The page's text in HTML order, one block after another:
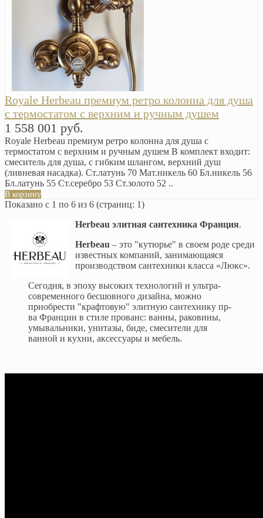
Royale Herbeau премиум ретро колонна для душа
с термостатом с верхним и ручным душем
1 558 001 руб.
Royale Herbeau премиум ретро колонна для душа с
термостатом с верхним и ручным душем В комплект входит:
смеситель для душа, с гибким шлангом, верхний душ
(ливневая насадка). Ст.латунь 70 Мат.никель 60 Бл.никель 56
Бл.латунь 55 Ст.серебро 53 Ст.золото 52 ..
В корзину
Показано с 1 по 6 из 6 (страниц: 1)
Herbeau элитная сантехника Франция.
Herbeau – это "кутюрье" в своем роде среди
известных компаний, занимающаяся
производством сантехники класса «Люкс».
Сегодня, в эпоху высоких технологий и ультра-
современного бесшовного дизайна, можно
приобрести "крафтовую" элитную сантехнику пр-
ва Франции в стиле прованс: ванны, раковины,
умывальники, унитазы, биде, смесители для
ванной и кухни, аксессуары и мебель.